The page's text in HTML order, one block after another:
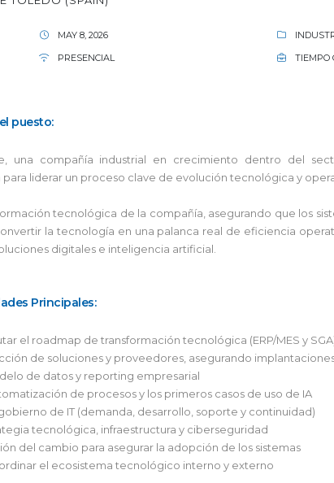
MAY 8, 2026
PRESENCIAL
TIEMPO
puesto:
una compañía industrial en crecimiento dentro del
para liderar un proceso clave de evolución tecnológica y
tecnológica de la compañía, asegurando que los
la tecnología en una palanca real de eficiencia
digitales e inteligencia artificial.
Principales:
el roadmap de transformación tecnológica (ERP/MES y
de soluciones y proveedores, asegurando
de datos y reporting empresarial
de procesos y los primeros casos de uso de IA
de IT (demanda, desarrollo, soporte y continuidad)
tecnológica, infraestructura y ciberseguridad
del cambio para asegurar la adopción de los sistemas
el ecosistema tecnológico interno y externo